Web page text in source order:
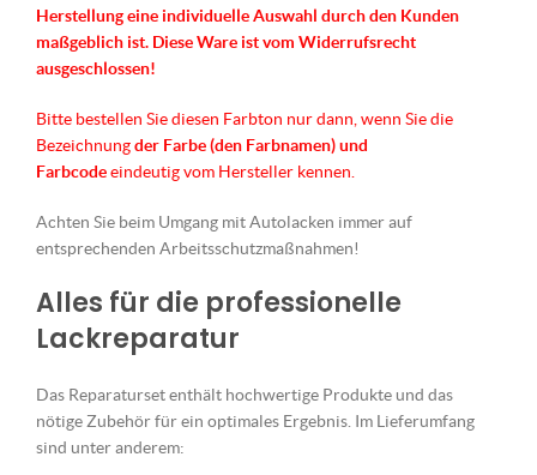
Herstellung eine individuelle Auswahl durch den Kunden
maßgeblich ist. Diese Ware ist vom Widerrufsrecht
ausgeschlossen!
Bitte bestellen Sie diesen Farbton nur dann, wenn Sie die
Bezeichnungder Farbe (den Farbnamen) und
Farbcodeeindeutig vom Hersteller kennen.
Achten Sie beim Umgang mit Autolacken immer auf
entsprechenden Arbeitsschutzmaßnahmen!
Alles für die professionelle
Lackreparatur
Das Reparaturset enthält hochwertige Produkte und das
nötige Zubehör für ein optimales Ergebnis. Im Lieferumfang
sind unter anderem: